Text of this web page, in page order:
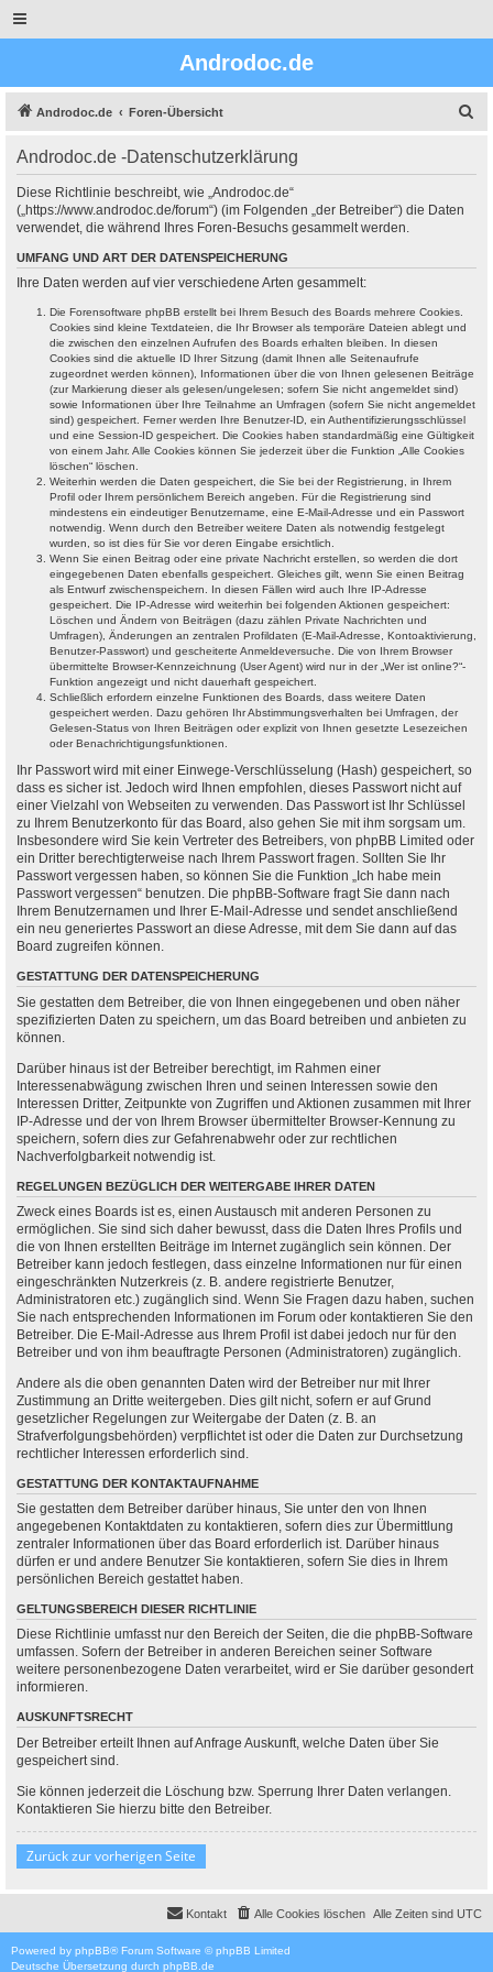
Androdoc.de
Androdoc.de Foren-Übersicht
Androdoc.de -Datenschutzerklärung
Diese Richtlinie beschreibt, wie „Androdoc.de“
(„https://www.androdoc.de/forum“) (im Folgenden „der Betreiber“) die Daten
verwendet, die während Ihres Foren-Besuchs gesammelt werden.
UMFANG UND ART DER DATENSPEICHERUNG
Ihre Daten werden auf vier verschiedene Arten gesammelt:
Die Forensoftware phpBB erstellt bei Ihrem Besuch des Boards mehrere Cookies.
Cookies sind kleine Textdateien, die Ihr Browser als temporäre Dateien ablegt und
die zwischen den einzelnen Aufrufen des Boards erhalten bleiben. In diesen
Cookies sind die aktuelle ID Ihrer Sitzung (damit Ihnen alle Seitenaufrufe
zugeordnet werden können), Informationen über die von Ihnen gelesenen Beiträge
(zur Markierung dieser als gelesen/ungelesen; sofern Sie nicht angemeldet sind)
sowie Informationen über Ihre Teilnahme an Umfragen (sofern Sie nicht angemeldet
sind) gespeichert. Ferner werden Ihre Benutzer-ID, ein Authentifizierungsschlüssel
und eine Session-ID gespeichert. Die Cookies haben standardmäßig eine Gültigkeit
von einem Jahr. Alle Cookies können Sie jederzeit über die Funktion „Alle Cookies
löschen“ löschen.
Weiterhin werden die Daten gespeichert, die Sie bei der Registrierung, in Ihrem
Profil oder Ihrem persönlichem Bereich angeben. Für die Registrierung sind
mindestens ein eindeutiger Benutzername, eine E-Mail-Adresse und ein Passwort
notwendig. Wenn durch den Betreiber weitere Daten als notwendig festgelegt
wurden, so ist dies für Sie vor deren Eingabe ersichtlich.
Wenn Sie einen Beitrag oder eine private Nachricht erstellen, so werden die dort
eingegebenen Daten ebenfalls gespeichert. Gleiches gilt, wenn Sie einen Beitrag
als Entwurf zwischenspeichern. In diesen Fällen wird auch Ihre IP-Adresse
gespeichert. Die IP-Adresse wird weiterhin bei folgenden Aktionen gespeichert:
Löschen und Ändern von Beiträgen (dazu zählen Private Nachrichten und
Umfragen), Änderungen an zentralen Profildaten (E-Mail-Adresse, Kontoaktivierung,
Benutzer-Passwort) und gescheiterte Anmeldeversuche. Die von Ihrem Browser
übermittelte Browser-Kennzeichnung (User Agent) wird nur in der „Wer ist online?“-
Funktion angezeigt und nicht dauerhaft gespeichert.
Schließlich erfordern einzelne Funktionen des Boards, dass weitere Daten
gespeichert werden. Dazu gehören Ihr Abstimmungsverhalten bei Umfragen, der
Gelesen-Status von Ihren Beiträgen oder explizit von Ihnen gesetzte Lesezeichen
oder Benachrichtigungsfunktionen.
Ihr Passwort wird mit einer Einwege-Verschlüsselung (Hash) gespeichert, so
dass es sicher ist. Jedoch wird Ihnen empfohlen, dieses Passwort nicht auf
einer Vielzahl von Webseiten zu verwenden. Das Passwort ist Ihr Schlüssel
zu Ihrem Benutzerkonto für das Board, also gehen Sie mit ihm sorgsam um.
Insbesondere wird Sie kein Vertreter des Betreibers, von phpBB Limited oder
ein Dritter berechtigterweise nach Ihrem Passwort fragen. Sollten Sie Ihr
Passwort vergessen haben, so können Sie die Funktion „Ich habe mein
Passwort vergessen“ benutzen. Die phpBB-Software fragt Sie dann nach
Ihrem Benutzernamen und Ihrer E-Mail-Adresse und sendet anschließend
ein neu generiertes Passwort an diese Adresse, mit dem Sie dann auf das
Board zugreifen können.
GESTATTUNG DER DATENSPEICHERUNG
Sie gestatten dem Betreiber, die von Ihnen eingegebenen und oben näher
spezifizierten Daten zu speichern, um das Board betreiben und anbieten zu
können.
Darüber hinaus ist der Betreiber berechtigt, im Rahmen einer
Interessenabwägung zwischen Ihren und seinen Interessen sowie den
Interessen Dritter, Zeitpunkte von Zugriffen und Aktionen zusammen mit Ihrer
IP-Adresse und der von Ihrem Browser übermittelter Browser-Kennung zu
speichern, sofern dies zur Gefahrenabwehr oder zur rechtlichen
Nachverfolgbarkeit notwendig ist.
REGELUNGEN BEZÜGLICH DER WEITERGABE IHRER DATEN
Zweck eines Boards ist es, einen Austausch mit anderen Personen zu
ermöglichen. Sie sind sich daher bewusst, dass die Daten Ihres Profils und
die von Ihnen erstellten Beiträge im Internet zugänglich sein können. Der
Betreiber kann jedoch festlegen, dass einzelne Informationen nur für einen
eingeschränkten Nutzerkreis (z. B. andere registrierte Benutzer,
Administratoren etc.) zugänglich sind. Wenn Sie Fragen dazu haben, suchen
Sie nach entsprechenden Informationen im Forum oder kontaktieren Sie den
Betreiber. Die E-Mail-Adresse aus Ihrem Profil ist dabei jedoch nur für den
Betreiber und von ihm beauftragte Personen (Administratoren) zugänglich.
Andere als die oben genannten Daten wird der Betreiber nur mit Ihrer
Zustimmung an Dritte weitergeben. Dies gilt nicht, sofern er auf Grund
gesetzlicher Regelungen zur Weitergabe der Daten (z. B. an
Strafverfolgungsbehörden) verpflichtet ist oder die Daten zur Durchsetzung
rechtlicher Interessen erforderlich sind.
GESTATTUNG DER KONTAKTAUFNAHME
Sie gestatten dem Betreiber darüber hinaus, Sie unter den von Ihnen
angegebenen Kontaktdaten zu kontaktieren, sofern dies zur Übermittlung
zentraler Informationen über das Board erforderlich ist. Darüber hinaus
dürfen er und andere Benutzer Sie kontaktieren, sofern Sie dies in Ihrem
persönlichen Bereich gestattet haben.
GELTUNGSBEREICH DIESER RICHTLINIE
Diese Richtlinie umfasst nur den Bereich der Seiten, die die phpBB-Software
umfassen. Sofern der Betreiber in anderen Bereichen seiner Software
weitere personenbezogene Daten verarbeitet, wird er Sie darüber gesondert
informieren.
AUSKUNFTSRECHT
Der Betreiber erteilt Ihnen auf Anfrage Auskunft, welche Daten über Sie
gespeichert sind.
Sie können jederzeit die Löschung bzw. Sperrung Ihrer Daten verlangen.
Kontaktieren Sie hierzu bitte den Betreiber.
Zurück zur vorherigen Seite
Alle Zeiten sind UTC
Alle Cookies löschen
Kontakt
Powered by phpBB® Forum Software © phpBB Limited
Deutsche Übersetzung durch phpBB.de